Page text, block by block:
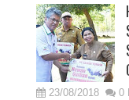
23/08/2018 0